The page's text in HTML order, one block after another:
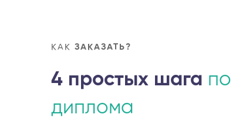
КАК ЗАКАЗАТЬ?
4 простых шага по
диплома